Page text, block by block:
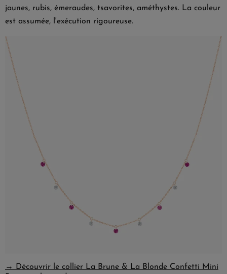
jaunes, rubis, émeraudes, tsavorites, améthystes. La couleur
est assumée, l'exécution rigoureuse.
→ Découvrir le collier La Brune & La Blonde Confetti Mini